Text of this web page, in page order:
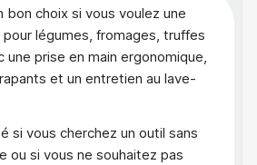
bon choix si vous voulez une
légumes, fromages, truffes
une prise en main ergonomique,
et un entretien au lave-
si vous cherchez un outil sans
ou si vous ne souhaitez pas